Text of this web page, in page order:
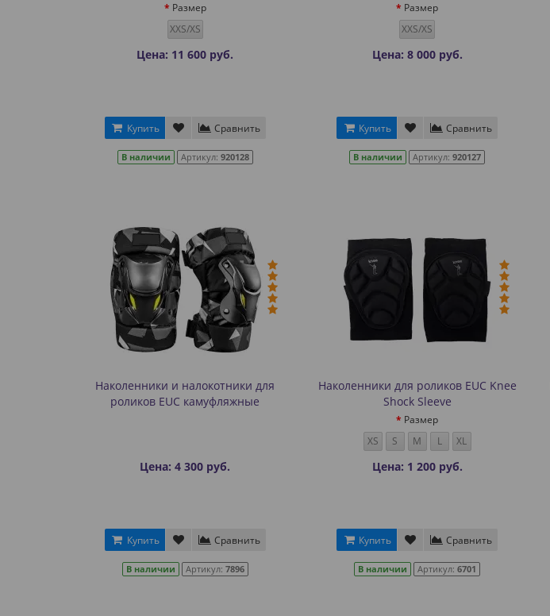
Размер
XXS/XS
Цена: 11 600 руб.
Купить Сравнить
В наличии Артикул: 920128
Размер
XXS/XS
Цена: 8 000 руб.
Купить Сравнить
В наличии Артикул:920127
Наколенники и налокотники для
роликов EUC камуфляжные
Цена: 4 300 руб.
Купить Сравнить
В наличии Артикул: 7896
Наколенники для роликов EUC Knee
Shock Sleeve
Размер
XS
S M L XL
Цена: 1 200 руб.
Купить Сравнить
В наличии Артикул:6701